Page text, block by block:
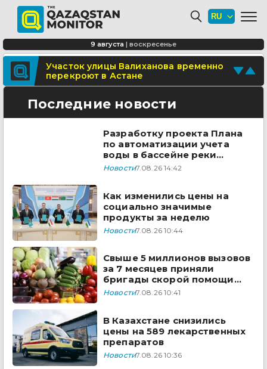
Поделитесь новостью
Отправьте свои новости и события
9 августа | воскресенье
Минтранспорта утвердило новые
расценки для проезда по БАКАД
СОР и СОЧ планируют отменить для
учеников начальных классов в
Казахстане
Участок улицы Валиханова временно
перекроют в Астане
Последние новости
Разработку проекта Плана
по автоматизации учета
воды в бассейне реки
Сырдарья одобрили
Новости7.08.26 14:42
Как изменились цены на
социально значимые
продукты за неделю
Новости7.08.26 10:44
Свыше 5 миллионов вызовов
за 7 месяцев приняли
бригады скорой помощи
Казахстана
Новости7.08.26 10:41
В Казахстане снизились
цены на 589 лекарственных
препаратов
Новости7.08.26 10:36